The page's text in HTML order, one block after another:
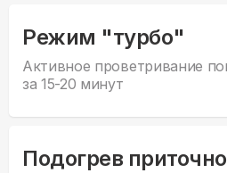
Режим "турбо"
Активное проветривание
за 15-20 минут
Подогрев